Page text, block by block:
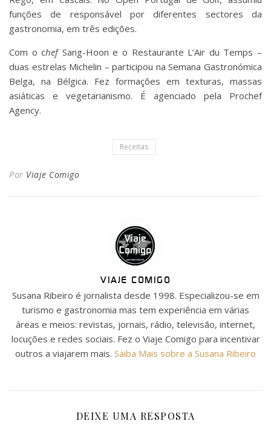
funções de responsável por diferentes sectores da
gastronomia, em três edições.
Com o chefSang-Hoon e o Restaurante L’Air du Temps –
duas estrelas Michelin – participou na Semana Gastronómica
Belga, na Bélgica. Fez formações em texturas, massas
asiáticas e vegetarianismo. É agenciado pela Prochef
Agency.
Receitas
Por Viaje Comigo
VIAJE COMIGO
Susana Ribeiro é jornalista desde 1998. Especializou-se em
turismo e gastronomia mas tem experiência em várias
áreas e meios: revistas, jornais, rádio, televisão, internet,
locuções e redes sociais. Fez o Viaje Comigo para incentivar
outros a viajarem mais. Saiba Mais sobre a Susana Ribeiro
DEIXE UMA RESPOSTA